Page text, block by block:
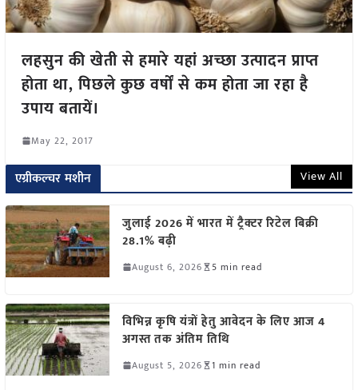
लहसुन की खेती से हमारे यहां अच्छा उत्पादन प्राप्त
होता था, पिछले कुछ वर्षों से कम होता जा रहा है
उपाय बतायें।
May 22, 2017
एग्रीकल्चर मशीन View All
जुलाई 2026 में भारत में ट्रैक्टर रिटेल बिक्री
28.1% बढ़ी
August 6, 2026 5 min read
विभिन्न कृषि यंत्रों हेतु आवेदन के लिए आज 4
अगस्त तक अंतिम तिथि
August 5, 2026 1 min read